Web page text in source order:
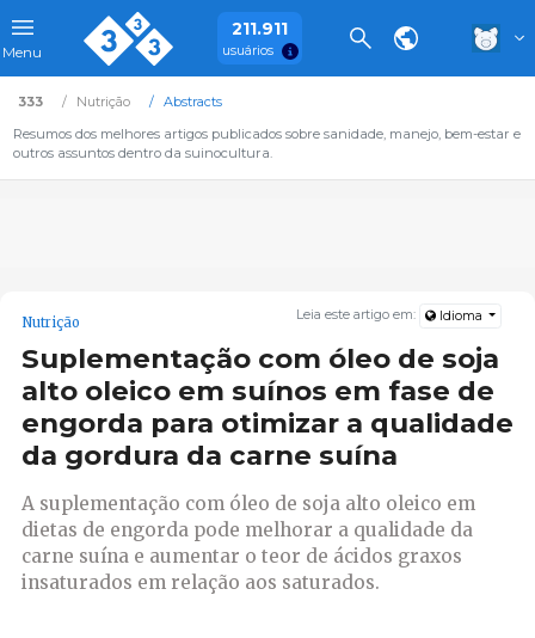
Menu
211.911
usuários
333 Nutrição
Abstracts
Resumos dos melhores artigos publicados sobre sanidade, manejo, bem-estar e
outros assuntos dentro da suinocultura.
Leia este artigo em: Idioma
Nutrição
Suplementação com óleo de soja
alto oleico em suínos em fase de
engorda para otimizar a qualidade
da gordura da carne suína
A suplementação com óleo de soja alto oleico em
dietas de engorda pode melhorar a qualidade da
carne suína e aumentar o teor de ácidos graxos
insaturados em relação aos saturados.